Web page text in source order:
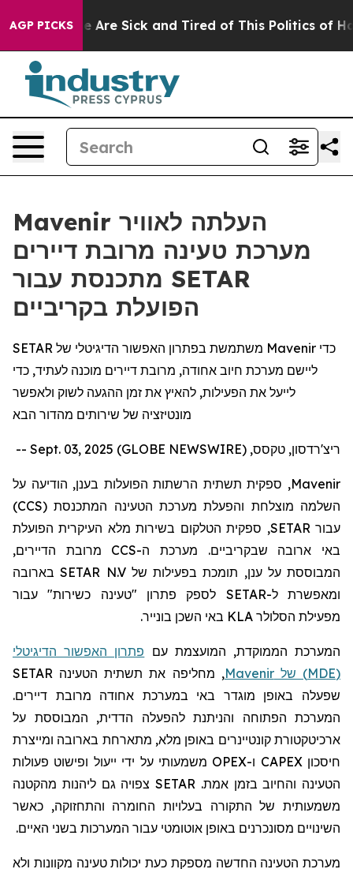
AGP PICKS
“People Are Sick and Tired of This Politics of
Mavenir העלתה לאוויר
מערכת טעינה מרובת דיירים
מתכנסת עבור SETAR
הפועלת בקריביים
SETAR משתמשת בפתרון האפשור הדיגיטלי של Mavenir כדי
ליישם מערכת חיוב אחודה, מרובת דיירים מוכנה לעתיד, כדי
לייעל את הפעילות, להאיץ את זמן ההגעה לשוק ולאפשר
מונטיזציה של שירותים מהדור הבא
ריצ'רדסון, טקסס, Sept. 03, 2025 (GLOBE NEWSWIRE) --
Mavenir, ספקית תשתית הרשתות הפועלות בענן, הודיעה על
השלמה מוצלחת והפעלת מערכת הטעינה המתכנסת (CCS
)
עבורSETAR, ספקית הטלקום בשירות מלא העיקרית הפועלת
באי ארובה שבקריביים. מערכת ה-CCS
מרובת הדיירים,
המבוססת על ענן, תומכת בפעילות שלSETAR N.Vבארובה
ומאפשרת ל-SETAR לספק פתרון "טעינה כשירות" עבור
מפעילת הסלולר KLA באי השכן בונייר.
המערכת הממוקדת, המועצמת עם פתרון האפשור הדיגיטלי
(
MDE) שלMavenir, מחליפה את תשתית הטעינה SETAR
שפעלה באופן מוגדר באי במערכת אחודה מרובת דיירים.
המערכת הפתוחה והניתנת להפעלה הדדית, המבוססת על
ארכיטקטורת קונטיינרים באופן מלא, מתארחת בארובה ומייצרת
חיסכוןCAPEX ו-OPEX משמעותי על ידי ייעול ופישוט פעולות
הטעינה והחיוב בזמן אמת. SETAR צפויה גם ליהנות מהקטנה
משמעותית של התקורה בעלויות החומרה והתחזוקה, כאשר
השינויים מסונכרנים באופן אוטומטי עבור המערכות בשני האיים.
מערכת הטעינה החדשה מספקת כעת יכולות טעינה מקוונות ולא